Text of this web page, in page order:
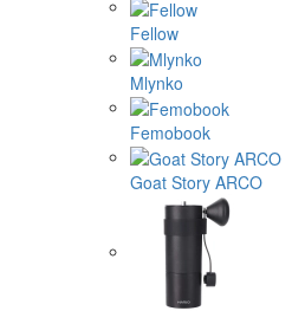
Fellow
Mlynko
Femobook
Goat Story ARCO